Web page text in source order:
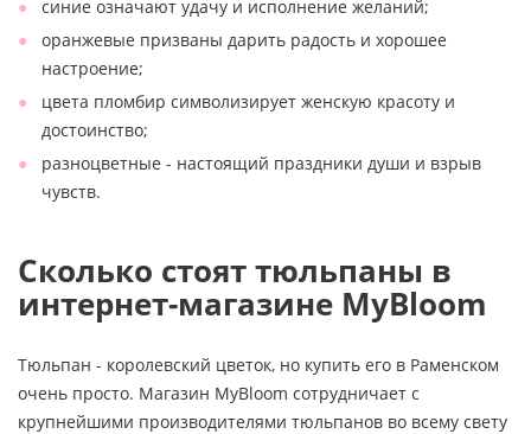
синие означают удачу и исполнение желаний;
оранжевые призваны дарить радость и хорошее
настроение;
цвета пломбир символизирует женскую красоту и
достоинство;
разноцветные - настоящий праздники души и взрыв
чувств.
Сколько стоят тюльпаны в
интернет-магазине MyBloom
Тюльпан - королевский цветок, но купить его в Раменском
очень просто. Магазин MyBloom сотрудничает с
крупнейшими производителями тюльпанов во всему свету